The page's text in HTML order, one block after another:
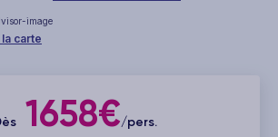
carte
1658€/pers.